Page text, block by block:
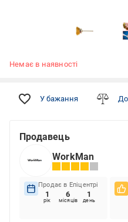
Немає в наявності
У бажання До
Продавець
WorkMan
Продає в Епіцентрі
1
рік
6
місяців
1
день